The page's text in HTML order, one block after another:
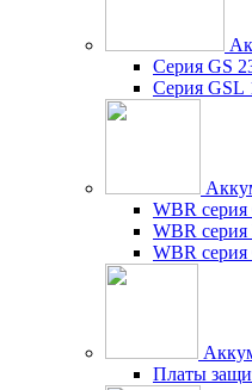
Серия GS
Серия GSL
WBR серия
WBR
WBR серия
Платы